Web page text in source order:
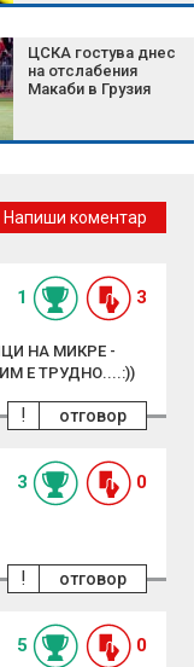
ЦСКА гостува днес
на отслабения
Макаби в Грузия
Ебола в Конго се
разпространява с
рекордни темпове,
кораба, 640 цивилни са
загинали в Курска
Напиши коментар
1 3
НА МИКРЕ -
Е ТРУДНО....:))
отговор
!
3 0
отговор
!
5 0